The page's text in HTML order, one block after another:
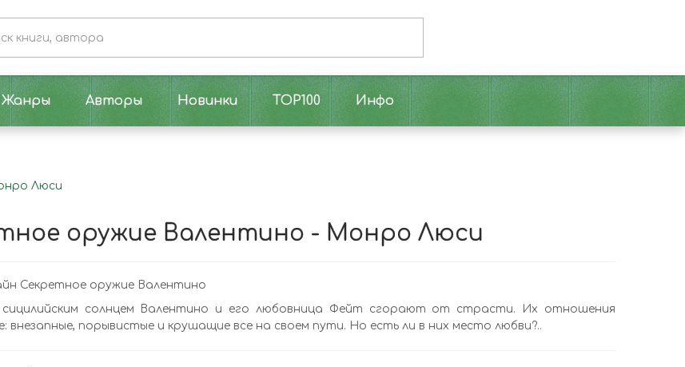
Жанры Авторы Новинки TOP100 Инфо
Люси
оружие Валентино - Монро Люси
Секретное оружие Валентино
сицилийским солнцем Валентино и его любовница Фейт сгорают от страсти. Их отношения
внезапные, порывистые и крушащие все на своем пути. Но есть ли в них место любви?..